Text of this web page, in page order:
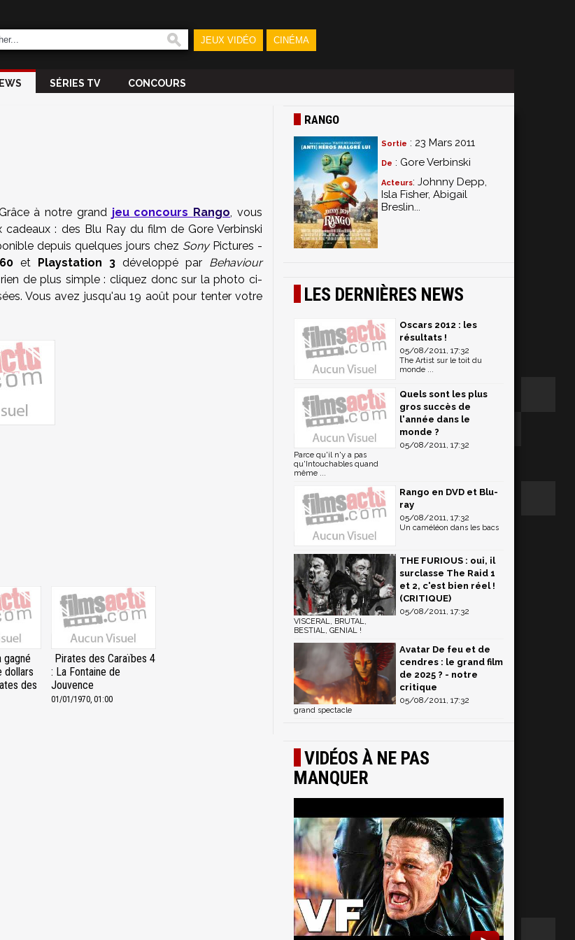
JEUX VIDÉO CINÉMA
SÉRIES TV CONCOURS
à notre grand jeu concours Rango, vous
: des Blu Ray du film de Gore Verbinski
depuis quelques jours chez Sony Pictures -
et Playstation 3 développé par Behaviour
de plus simple : cliquez donc sur la photo ci-
Vous avez jusqu'au 19 août pour tenter votre
gagné
dollars
des
Pirates des Caraïbes 4
: La Fontaine de
Jouvence
01/01/1970, 01:00
RANGO
Sortie : 23 Mars 2011
De : Gore Verbinski
Acteurs: Johnny Depp,
Isla Fisher, Abigail
Breslin...
LES DERNIÈRES NEWS
Oscars 2012 : les
résultats !
05/08/2011, 17:32
The Artist sur le toit du
monde ...
Quels sont les plus
gros succès de
l'année dans le
monde ?
05/08/2011, 17:32
Parce qu'il n'y a pas
qu'Intouchables quand
même ...
Rango en DVD et Blu-
ray
05/08/2011, 17:32
Un caméléon dans les bacs
THE FURIOUS : oui, il
surclasse The Raid 1
et 2, c'est bien réel !
(CRITIQUE)
05/08/2011, 17:32
VISCERAL, BRUTAL,
BESTIAL, GENIAL !
Avatar De feu et de
cendres : le grand film
de 2025 ? - notre
critique
05/08/2011, 17:32
grand spectacle
VIDÉOS À NE PAS
MANQUER